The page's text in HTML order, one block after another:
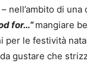
nell’ambito di una
for…”mangiare
per le festività
gustare che